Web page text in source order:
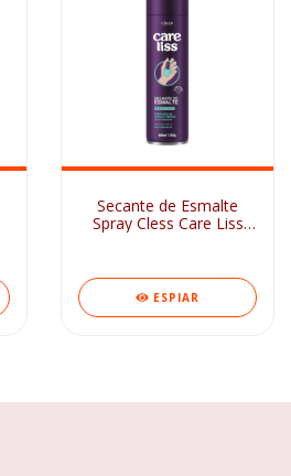
Secante de Esmalte
Spray Cless Care Liss
ESPIAR